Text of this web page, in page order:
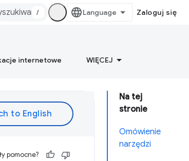
/ Zaloguj się
internetowe WIĘCEJ
Na tej
stronie
Omówienie
narzędzi
pomocne?